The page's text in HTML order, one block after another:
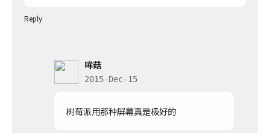
Reply
哞菇
2015-Dec-15
树莓派用那种屏幕真是极好的